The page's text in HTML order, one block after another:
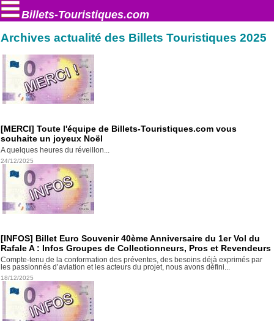
Billets-Touristiques.com
Archives actualité des Billets Touristiques 2025
[MERCI] Toute l'équipe de Billets-Touristiques.com vous
souhaite un joyeux Noël
A quelques heures du réveillon...
24/12/2025
[INFOS] Billet Euro Souvenir 40ème Anniversaire du 1er Vol du
Rafale A : Infos Groupes de Collectionneurs, Pros et Revendeurs
Compte-tenu de la conformation des préventes, des besoins déjà exprimés par
les passionnés d’aviation et les acteurs du projet, nous avons défini...
18/12/2025